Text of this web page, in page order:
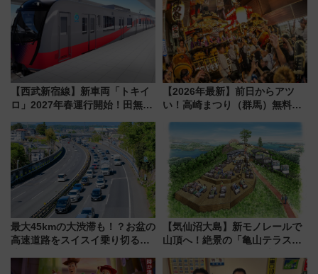
【西武新宿線】新車両「トキイ
ロ」2027年春運行開始！田無・
「第2弾」も
【2026年最新】前日からアツ
い！高崎まつり（群馬）無料観
しまで
最大45kmの大渋滞も！？お盆の
高速道路をスイスイ乗り切る快
【気仙沼大島】新モノレールで
山頂へ！絶景の「亀山テラス
暇村のお得な日帰りプランも登